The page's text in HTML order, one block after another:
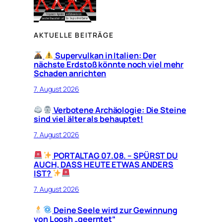
AKTUELLE BEITRÄGE
Supervulkan in Italien: Der
nächste Erdstoß könnte noch viel mehr
Schaden anrichten
7. August 2026
Verbotene Archäologie: Die Steine
sind viel älter als behauptet!
7. August 2026
PORTALTAG 07.08. – SPÜRST DU
AUCH, DASS HEUTE ETWAS ANDERS
IST?
7. August 2026
Deine Seele wird zur Gewinnung
von Loosh „geerntet“